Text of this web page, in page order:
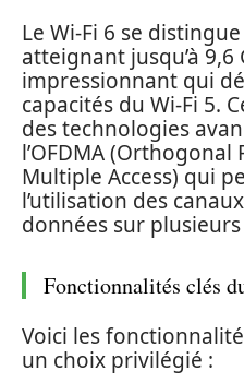
Le Wi-Fi 6 se
atteignant jusqu’à
impressionnant qui
capacités du Wi-Fi 5.
des technologies
l’OFDMA
Multiple Access) qui
l’utilisation des
données sur
Fonctionnalités clés
Voici les
un choix privilégié :